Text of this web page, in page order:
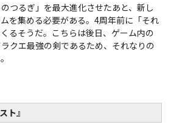
つるぎ」を最大進化させたあと、新し
を集める必要がある。4周年前に「それ
るそうだ。こちらは後日、ゲーム内の
クエ最強の剣であるため、それなりの
ト』